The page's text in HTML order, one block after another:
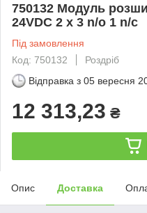
750132 Модуль
24VDC 2 x 3 n/o 1 n/c
Під замовлення
Код: 750132
Роздріб
Відправка з 05 вересня
12 313,23 ₴
Опис Доставка